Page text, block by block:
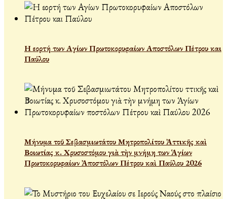
Η εορτή των Αγίων Πρωτοκορυφαίων Αποστόλων Πέτρου και
Παύλου
Μήνυμα τοῦ Σεβασμιωτάτου Μητροπολίτου Ἀττικῆς καὶ
Βοιωτίας κ. Χρυσοστόμου γιὰ τὴν μνήμη των Ἁγίων
Πρωτοκορυφαίων Ἀποστόλων Πέτρου καὶ Παύλου 2026